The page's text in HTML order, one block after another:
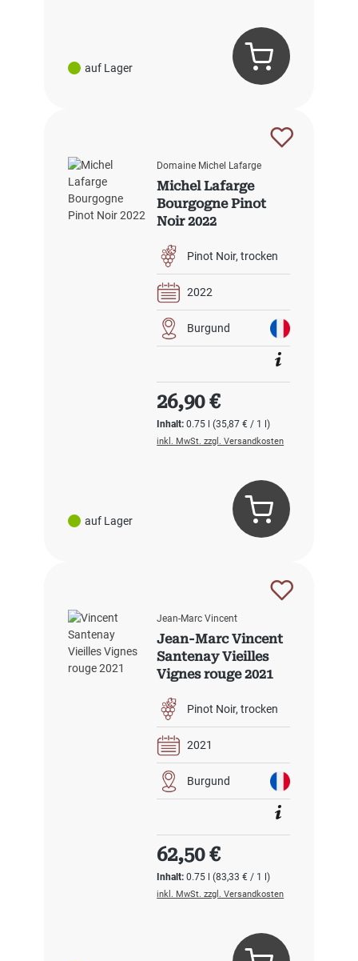
auf Lager
auf Lager
Domaine Michel Lafarge
Michel Lafarge
Bourgogne Pinot
Noir 2022
Pinot Noir trocken
2022
Burgund
Inhalt:0.75 l(35,87 € / 1 l)
Regulärer Preis:
26,90 €
inkl. MwSt. zzgl. Versandkosten
Jean-Marc Vincent
Jean-Marc Vincent
Santenay Vieilles
Vignes rouge 2021
Pinot Noir trocken
2021
Burgund
Inhalt:0.75 l(83,33 € / 1 l)
Regulärer Preis:
62,50 €
inkl. MwSt. zzgl. Versandkosten